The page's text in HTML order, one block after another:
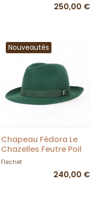
250,00 €
Nouveautés
Chapeau Fédora Le
Chazelles Feutre Poil
Vert - Fléchet
Flechet
240,00 €